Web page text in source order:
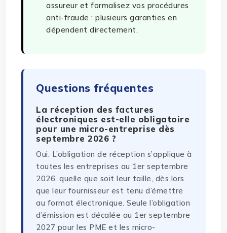
assureur et formalisez vos procédures
anti-fraude : plusieurs garanties en
dépendent directement.
Questions fréquentes
La réception des factures
électroniques est-elle obligatoire
pour une micro-entreprise dès
septembre 2026 ?
Oui. L’obligation de réception s’applique à
toutes les entreprises au 1er septembre
2026, quelle que soit leur taille, dès lors
que leur fournisseur est tenu d’émettre
au format électronique. Seule l’obligation
d’émission est décalée au 1er septembre
2027 pour les PME et les micro-